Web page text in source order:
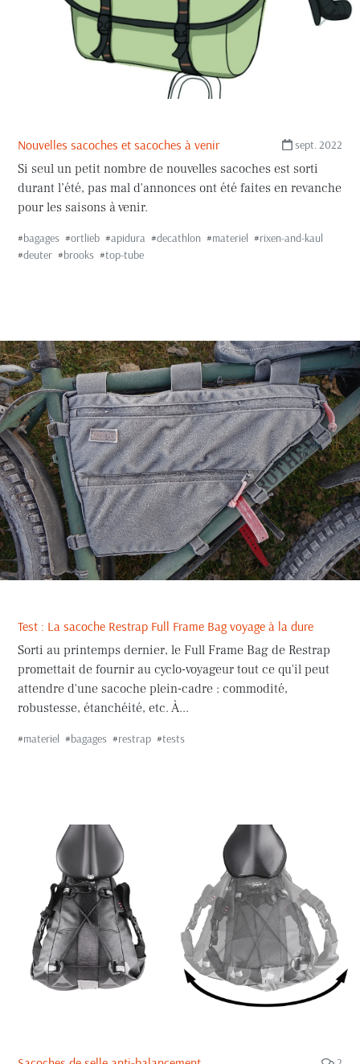
sept. 2022
Nouvelles sacoches et sacoches à venir
Si seul un petit nombre de nouvelles sacoches est sorti
durant l’été, pas mal d'annonces ont été faites en revanche
pour les saisons à venir.
#bagages #ortlieb #apidura #decathlon #materiel #rixen-and-kaul
#deuter #brooks #top-tube
Test : La sacoche Restrap Full Frame Bag voyage à la dure
Sorti au printemps dernier, le Full Frame Bag de Restrap
promettait de fournir au cyclo-voyageur tout ce qu'il peut
attendre d'une sacoche plein-cadre : commodité,
robustesse, étanchéité, etc. À...
#materiel #bagages #restrap #tests